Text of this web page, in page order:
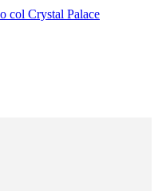
col Crystal Palace